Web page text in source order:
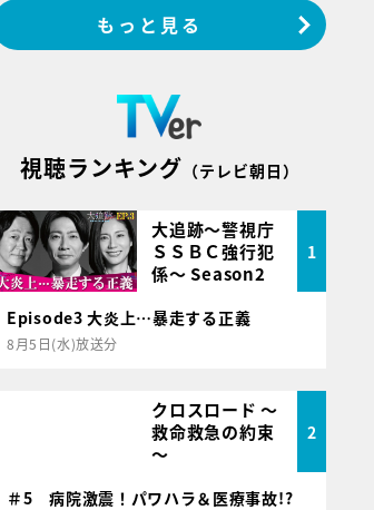
もっと見る
視聴ランキング （テレビ朝日）
大追跡～警視庁
ＳＳＢＣ強行犯
係～ Season2
1
Episode3 大炎上…暴走する正義
8月5日(水)放送分
クロスロード ～
救命救急の約束
～
2
＃5 病院激震！パワハラ＆医療事故!?